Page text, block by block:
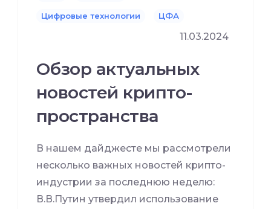
Цифровые технологии ЦФА
11.03.2024
Обзор актуальных
новостей крипто-
пространства
В нашем дайджесте мы рассмотрели
несколько важных новостей крипто-
индустрии за последнюю неделю:
В.В.Путин утвердил использование